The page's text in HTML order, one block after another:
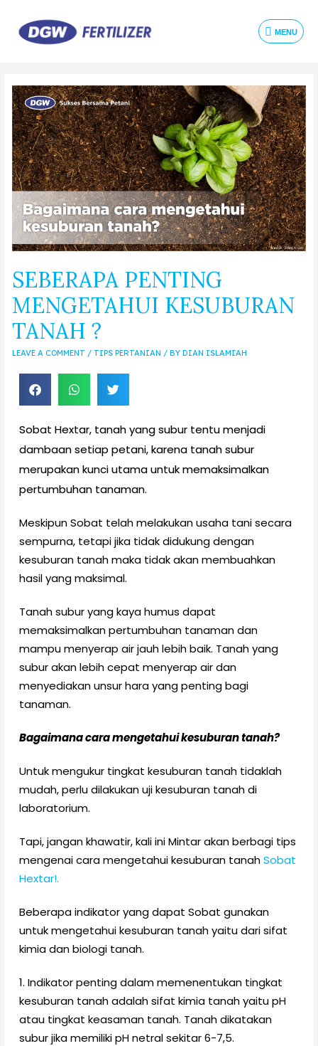
MENU
SEBERAPA PENTING
MENGETAHUI KESUBURAN
TANAH ?
LEAVE A COMMENT / TIPS PERTANIAN / BY DIAN ISLAMIAH
Sobat Hextar, tanah yang subur tentu menjadi
dambaan setiap petani, karena tanah subur
merupakan kunci utama untuk memaksimalkan
pertumbuhan tanaman.
Meskipun Sobat telah melakukan usaha tani secara
sempurna, tetapi jika tidak didukung dengan
kesuburan tanah maka tidak akan membuahkan
hasil yang maksimal.
Tanah subur yang kaya humus dapat
memaksimalkan pertumbuhan tanaman dan
mampu menyerap air jauh lebih baik. Tanah yang
subur akan lebih cepat menyerap air dan
menyediakan unsur hara yang penting bagi
tanaman.
Bagaimana cara mengetahui kesuburan tanah?
Untuk mengukur tingkat kesuburan tanah tidaklah
mudah, perlu dilakukan uji kesuburan tanah di
laboratorium.
Tapi, jangan khawatir, kali ini Mintar akan berbagi tips
mengenai cara mengetahui kesuburan tanahSobat
Hextar!.
Beberapa indikator yang dapat Sobat gunakan
untuk mengetahui kesuburan tanah yaitu dari sifat
kimia dan biologi tanah.
1. Indikator penting dalam memenentukan tingkat
kesuburan tanah adalah sifat kimia tanah yaitu pH
atau tingkat keasaman tanah. Tanah dikatakan
subur jika memiliki pH netral sekitar 6-7,5.